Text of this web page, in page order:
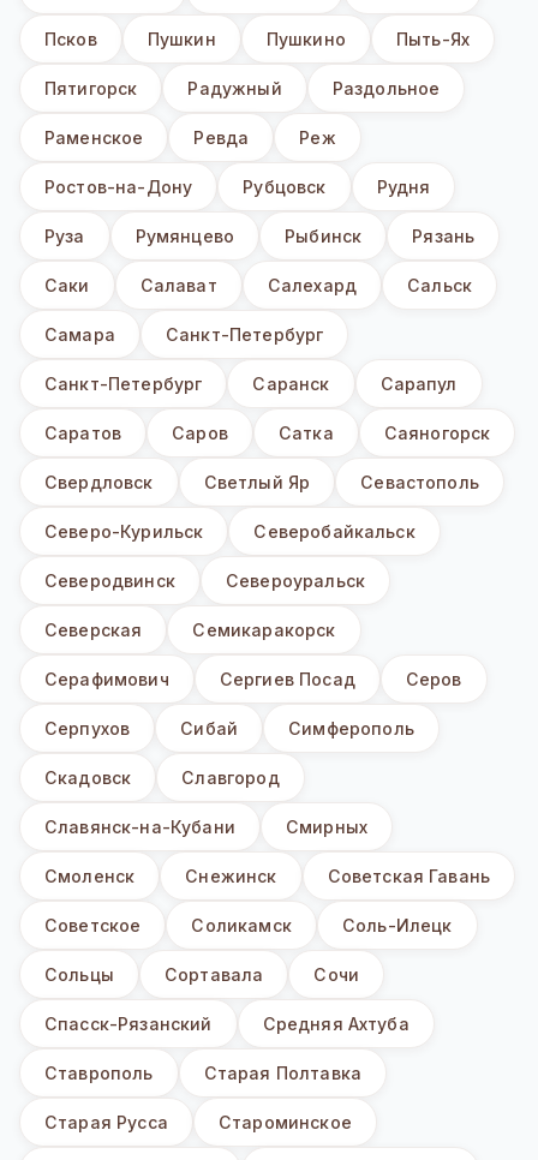
Псков Пушкин Пушкино Пыть-Ях
Пятигорск Радужный Раздольное
Раменское Ревда Реж
Ростов-на-Дону Рубцовск Рудня
Руза Румянцево Рыбинск Рязань
Саки Салават Салехард Сальск
Самара Санкт-Петербург
Санкт-Петербург Саранск Сарапул
Саратов Саров Сатка Саяногорск
Свердловск Светлый Яр Севастополь
Северо-Курильск Северобайкальск
Северодвинск Североуральск
Северская Семикаракорск
Серафимович Сергиев Посад Серов
Серпухов Сибай Симферополь
Скадовск Славгород
Славянск-на-Кубани Смирных
Смоленск Снежинск Советская Гавань
Советское Соликамск Соль-Илецк
Сольцы Сортавала Сочи
Спасск-Рязанский Средняя Ахтуба
Ставрополь Старая Полтавка
Старая Русса Староминское